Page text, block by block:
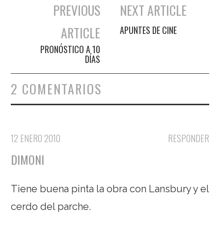
Navegación de entradas
PREVIOUS
ARTICLE
PRONÓSTICO A 10
DÍAS
NEXT ARTICLE
APUNTES DE CINE
2 COMENTARIOS
RESPONDER
12 ENERO 2010
DIMONI
Tiene buena pinta la obra con Lansbury y el
cerdo del parche.